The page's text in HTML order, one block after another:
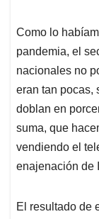
Como lo
pandemia, el
nacionales no
eran tan pocas,
doblan en
suma, que
vendiendo el
enajenación de
El resultado de